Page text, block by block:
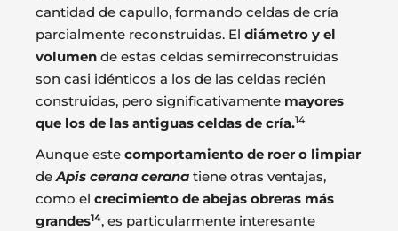
cantidad de capullo, formando celdas de cría
parcialmente reconstruidas. El diámetro y el
volumen de estas celdas semirreconstruidas
son casi idénticos a los de las celdas recién
construidas, pero significativamente mayores
que los de las antiguas celdas de cría.14
Aunque este comportamiento de roer o limpiar
deApis cerana cerana tiene otras ventajas,
como el crecimiento de abejas obreras más
grandes14, es particularmente interesante